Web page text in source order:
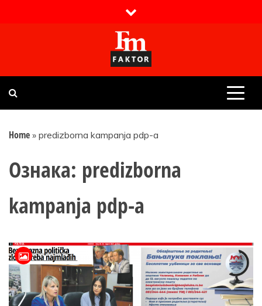
Faktor magazin
Uvijek presudan
Home » predizborna kampanja pdp-a
Ознака: predizborna
kampanja pdp-a